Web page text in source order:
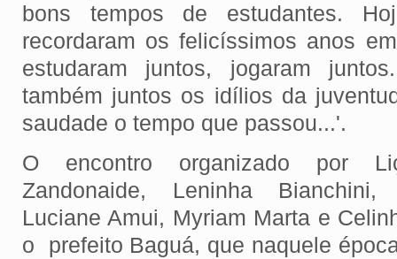
bons tempos de estudantes.
recordaram os felicíssimos anos
estudaram juntos, jogaram
também juntos os idílios da
saudade o tempo que passou...'.
O encontro organizado por
Zandonaide, Leninha Bianchini,
Luciane Amui, Myriam Marta e
o prefeito Baguá, que naquele